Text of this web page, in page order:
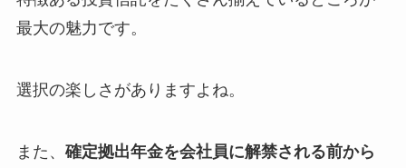
最大の魅力です。
選択の楽しさがありますよね。
また、 確定拠出年金を会社員に解禁される前から